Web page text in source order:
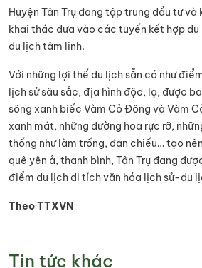
Huyện Tân Trụ đang tập trung đầu tư và
khai thác đưa vào các tuyến kết hợp
du lịch tâm linh.
Với những lợi thế du lịch sẵn có như
lịch sử sâu sắc, địa hình độc, lạ, được
sông xanh biếc Vàm Cỏ Đông và Vàm
xanh mát, những đường hoa rực rỡ,
thống như làm trống, đan chiếu… tạo
quê yên ả, thanh bình, Tân Trụ đang
điểm du lịch di tích văn hóa lịch sử-du
Theo TTXVN
Tin tức khác